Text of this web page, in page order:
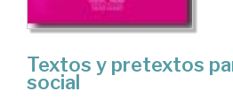
Textos y pretextos
social